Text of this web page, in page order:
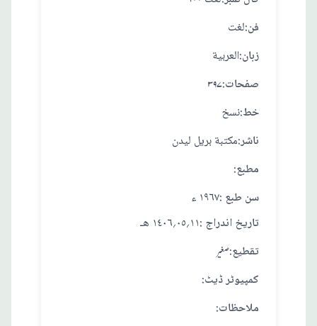
لغت :فن
العربية :زبان
۳۹۷ :صفحات
نسخ:خط
مكتبة بريل ليدن:ناشر
:مطبع
١٩٦٧ ء : سن طبع
١١؍٠٥؍١٤٠٦ هـ : تاريخ اندراج
صغير :تقطيع
:کمپیوٹر ڈیٹ
:ملاحظات